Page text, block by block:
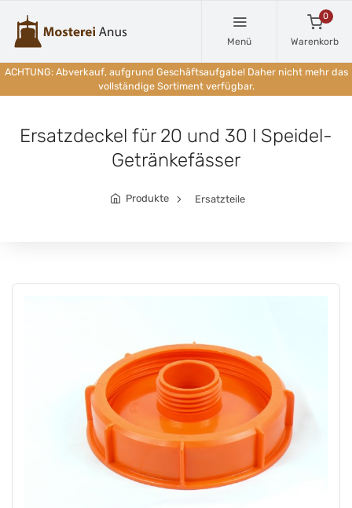
Menü
0
Warenkorb
ACHTUNG: Abverkauf, aufgrund Geschäftsaufgabe! Daher nicht mehr das
vollständige Sortiment verfügbar.
Ersatzdeckel für 20 und 30 l Speidel-
Getränkefässer
Produkte Ersatzteile